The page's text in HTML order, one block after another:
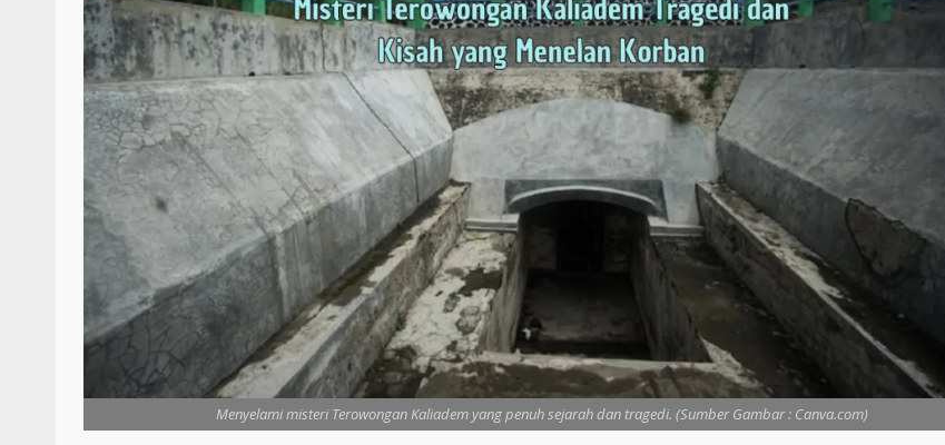
Menyelami misteri Terowongan Kaliadem yang penuh sejarah dan tragedi. (Sumber Gambar : Canva.com)